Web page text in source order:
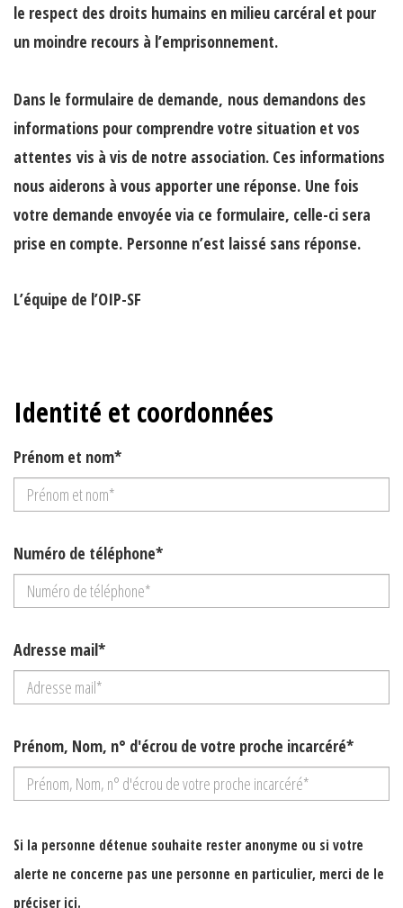
le respect des droits humains en milieu carcéral et pour
un moindre recours à l’emprisonnement.
Dans le formulaire de demande, nous demandons des
informations pour comprendre votre situation et vos
attentes vis à vis de notre association. Ces informations
nous aiderons à vous apporter une réponse. Une fois
votre demande envoyée via ce formulaire, celle-ci sera
prise en compte. Personne n’est laissé sans réponse.
L’équipe de l’OIP-SF
Identité et coordonnées
Prénom et nom*
Numéro de téléphone*
Adresse mail*
Prénom, Nom, n° d'écrou de votre proche incarcéré*
Si la personne détenue souhaite rester anonyme ou si votre
alerte ne concerne pas une personne en particulier, merci de le
préciser ici.